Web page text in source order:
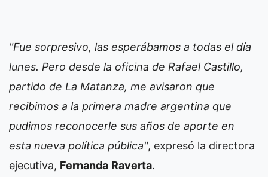
"Fue sorpresivo, las esperábamos a todas el día
lunes. Pero desde la oficina de Rafael Castillo,
partido de La Matanza, me avisaron que
recibimos a la primera madre argentina que
pudimos reconocerle sus años de aporte en
esta nueva política pública", expresó la directora
ejecutiva, Fernanda Raverta.